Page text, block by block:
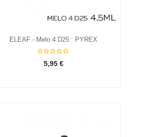
ELEAF - Melo 4 D25 : PYREX
5,95 €